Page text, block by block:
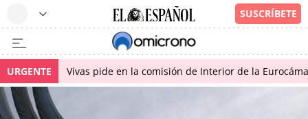
URGENTE Vivas pide en la comisión de Interior de la